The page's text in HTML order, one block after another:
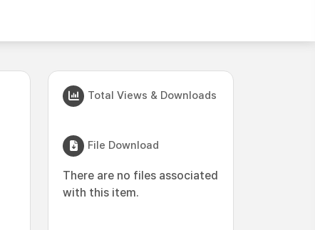
Total Views & Downloads
File Download
There are no files associated
with this item.